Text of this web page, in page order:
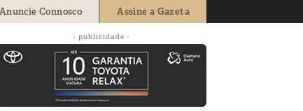
Anuncie Connosco Assine a Gazeta
- publicidade -